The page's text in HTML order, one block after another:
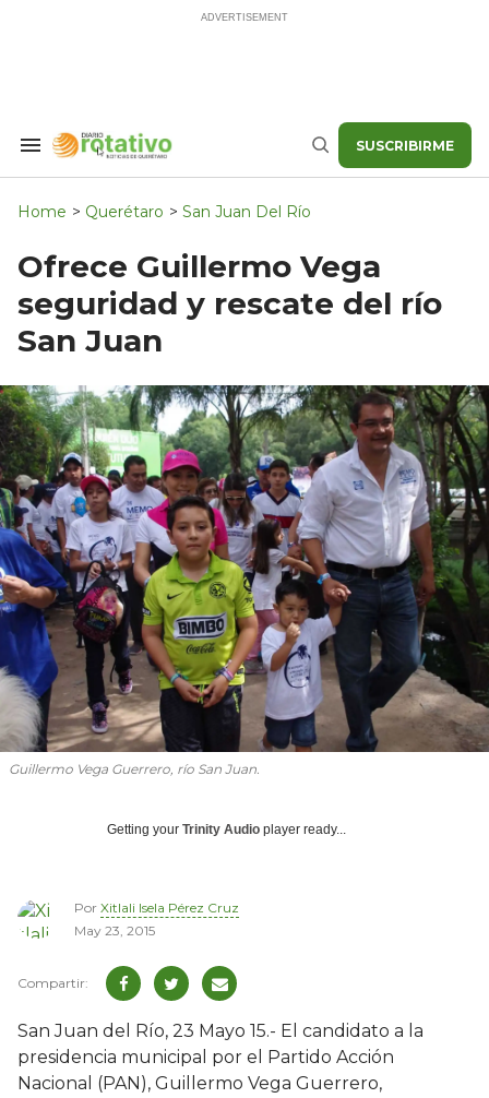
Search
Navigation
Buscar SUSCRIBIRME
Home > Querétaro > San Juan Del Río
Ofrece Guillermo Vega
seguridad y rescate del río
San Juan
Guillermo Vega Guerrero, río San Juan.
Getting your Trinity Audio player ready...
Por Xitlali Isela Pérez Cruz
May 23, 2015
San Juan del Río, 23 Mayo 15.- El candidato a la
presidencia municipal por el Partido Acción
Nacional (PAN), Guillermo Vega Guerrero,